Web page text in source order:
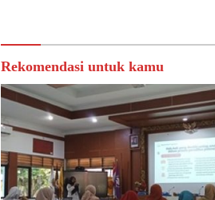
Rekomendasi untuk kamu